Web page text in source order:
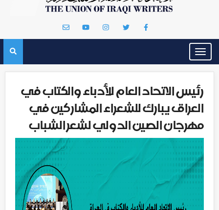
Toggle
navigation
رئيس الاتحاد العام للأدباء والكتاب في
العراق يبارك للشعراء المشاركين في
مهرجان الصين الدولي لشعر الشباب